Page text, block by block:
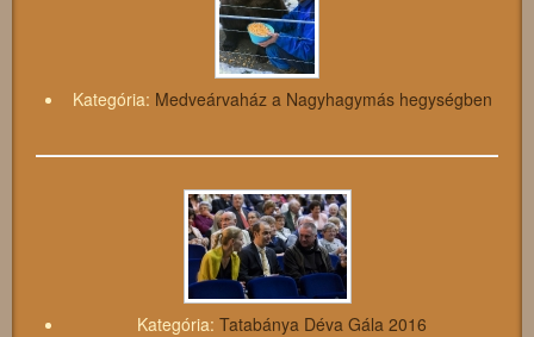
Kategória: Medveárvaház a Nagyhagymás hegységben
Kategória: Tatabánya Déva Gála 2016